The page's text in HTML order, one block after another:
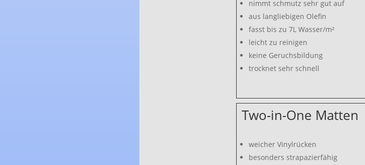
nimmt schmutz sehr gut auf
aus langliebigen Olefin
fasst bis zu 7L Wasser/m²
leicht zu reinigen
keine Geruchsbildung
trocknet sehr schnell
Two-in-One Matten
weicher Vinylrücken
besonders strapazierfähig